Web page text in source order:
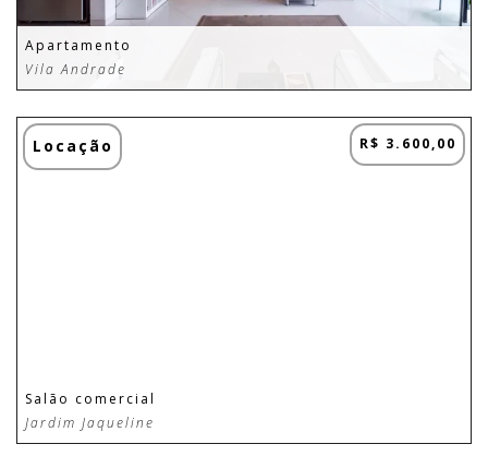
Apartamento
Vila Andrade
Locação R$ 3.600,00
Salão comercial
Jardim Jaqueline